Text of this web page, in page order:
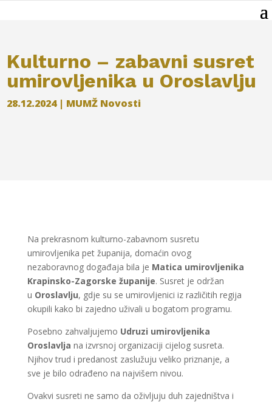
Kulturno – zabavni susret
umirovljenika u Oroslavlju
28.12.2024| MUMŽ Novosti
Na prekrasnom kulturno-zabavnom susretu
umirovljenika pet županija, domaćin ovog
nezaboravnog događaja bila je Matica umirovljenika
Krapinsko-Zagorske županije. Susret je održan
u Oroslavlju, gdje su se umirovljenici iz različitih regija
okupili kako bi zajedno uživali u bogatom programu.
Posebno zahvaljujemo Udruzi umirovljenika
Oroslavlja na izvrsnoj organizaciji cijelog susreta.
Njihov trud i predanost zaslužuju veliko priznanje, a
sve je bilo odrađeno na najvišem nivou.
Ovakvi susreti ne samo da oživljuju duh zajedništva i